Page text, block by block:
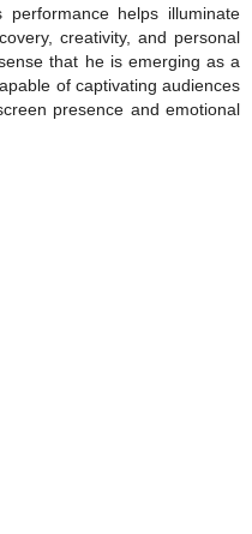
performance helps illuminate
creativity, and personal
that he is emerging as a
of captivating audiences
presence and emotional